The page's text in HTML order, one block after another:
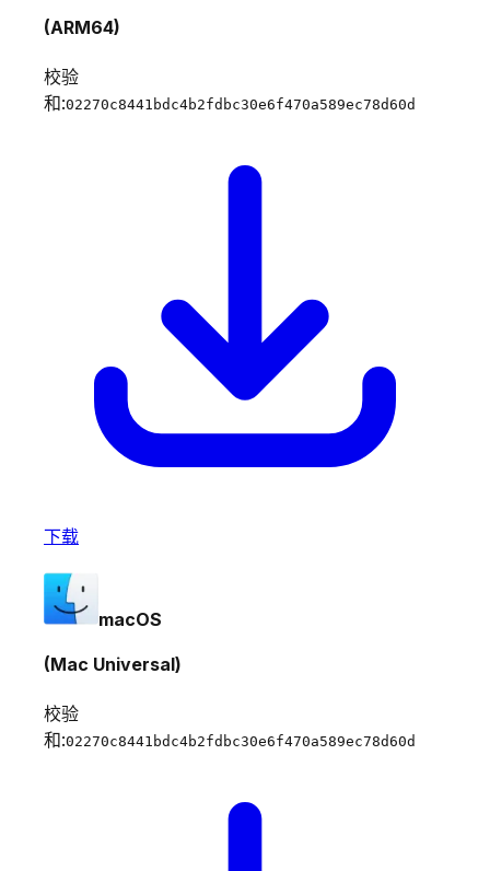
(ARM64)
校验
和:02270c8441bdc4b2fdbc30e6f470a589ec78d60d
下载
macOS
(Mac Universal)
校验
和:02270c8441bdc4b2fdbc30e6f470a589ec78d60d